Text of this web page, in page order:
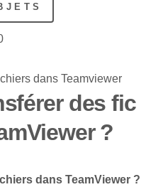
des fic
?
dans TeamViewer ?